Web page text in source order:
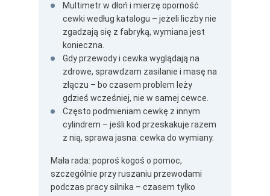
Multimetr w dłoń i mierzę oporność
cewki według katalogu – jeżeli liczby nie
zgadzają się z fabryką, wymiana jest
konieczna.
Gdy przewody i cewka wyglądają na
zdrowe, sprawdzam zasilanie i masę na
złączu – bo czasem problem leży
gdzieś wcześniej, nie w samej cewce.
Często podmieniam cewkę z innym
cylindrem – jeśli kod przeskakuje razem
z nią, sprawa jasna: cewka do wymiany.
Mała rada: poproś kogoś o pomoc,
szczególnie przy ruszaniu przewodami
podczas pracy silnika – czasem tylko